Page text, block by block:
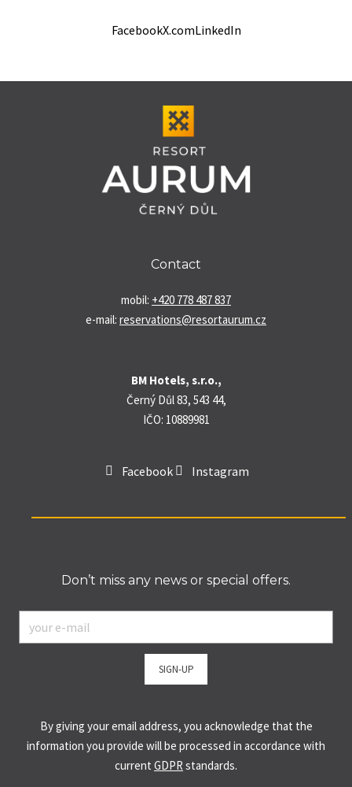
FacebookX.comLinkedIn
Contact
mobil: +420 778 487 837
e-mail: reservations@resortaurum.cz
BM Hotels, s.r.o.,
Černý Důl 83, 543 44,
IČO: 10889981
Facebook Instagram
Don’t miss any news or special offers.
mail*
SIGN-UP
By giving your email address, you acknowledge that the
information you provide will be processed in accordance with
current GDPR standards.